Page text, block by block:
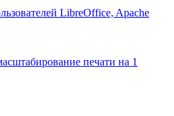
LibreOffice, Apache
печати на 1